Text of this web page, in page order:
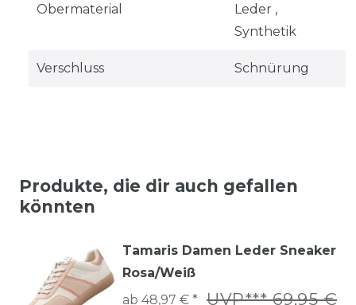
Obermaterial
Leder ,
Synthetik
Verschluss Schnürung
Produkte, die dir auch gefallen
könnten
Tamaris Damen Leder Sneaker
Rosa/Weiß
UVP*** 69,95 €
ab 48,97 € *